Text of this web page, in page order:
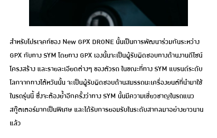
สำหรับโปรเจคท์ของ New GPX DRONE นั้นเป็นการพัฒนาร่วมกันระหว่าง
GPX กับทาง SYM โดยทาง GPX เองนั้นจะเป็นผู้รับผิดชอบทางด้านงานดีไซน์
โครงสร้าง และรายละเอียดต่างๆ ของตัวรถ ในขณะที่ทาง SYM แบรนด์ระดับ
โลกจากทางไต้หวันนั้น จะเป็นผู้รับผิดชอบด้านสมรรถนะเครื่องยนต์ที่นำมาใช้
ในรถรุ่นนี้ ซึ่งจะต้องย้ำอีกครั้งว่าทาง SYM นั้นมีความเชี่ยวชาญในรถแนว
สกู๊ตเตอร์มากเป็นพิเศษ และได้รับการยอมรับในระดับสากลมาอย่างยาวนาน
แล้ว